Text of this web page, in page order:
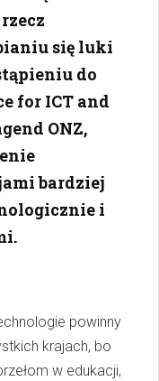
się luki
do
for ICT and
ONZ,
bardziej
i
powinny
krajach, bo
w edukacji,